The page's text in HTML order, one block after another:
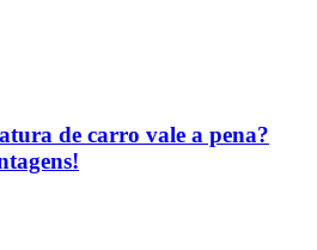
de carro vale a pena?